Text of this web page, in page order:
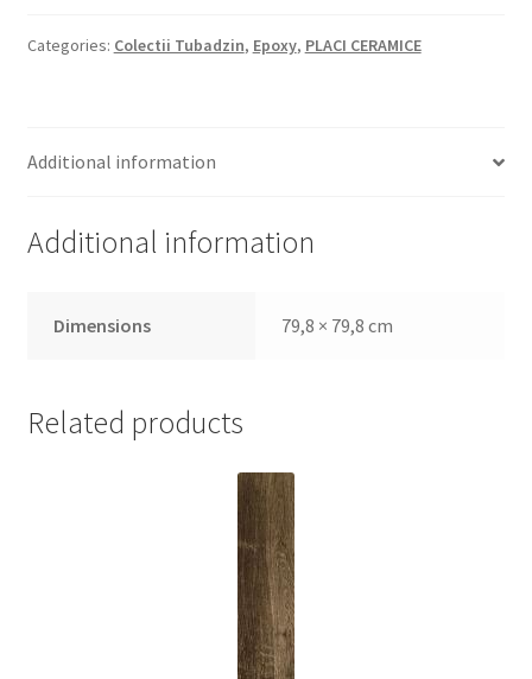
Categories: Colectii Tubadzin, Epoxy, PLACI CERAMICE
Additional information
Additional information
Dimensions 79,8 × 79,8 cm
Related products